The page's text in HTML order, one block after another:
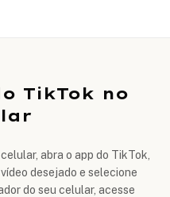
TikTok no
abra o app do TikTok,
desejado e selecione
do seu celular, acesse